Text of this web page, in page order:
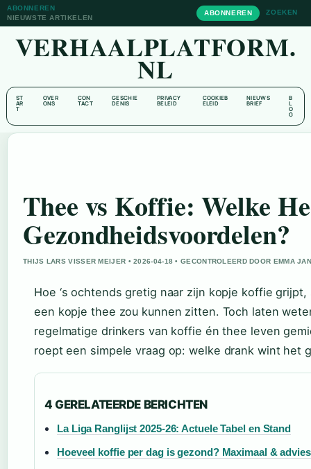
ABONNEREN
NIEUWSTE ARTIKELEN
ABONNEREN ZOEKEN
VERHAALPLATFORM.
NL
ST
AR
T
OVER
ONS
CON
TACT
GESCHIE
DENIS
PRIVACY
BELEID
COOKIEB
ELEID
NIEUWS
BRIEF
B
L
O
G
Thee vs Koffie: Welke
Gezondheidsvoordelen?
THIJS LARS VISSER MEIJER • 2026-04-18 • GECONTROLEERD DOOR EMMA
Hoe ‘s ochtends gretig naar zijn kopje koffie
een kopje thee zou kunnen zitten. Toch laten
regelmatige drinkers van koffie én thee leven
roept een simpele vraag op: welke drank wint het
4 GERELATEERDE BERICHTEN
La Liga Ranglijst 2025-26: Actuele Tabel en Stand
Hoeveel koffie per dag is gezond? Maximaal & advies